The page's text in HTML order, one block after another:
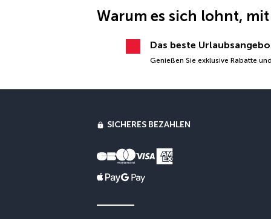
Warum es sich lohnt,
Das beste
Genießen Sie exklusive Rabatte
SICHERES BEZAHLEN